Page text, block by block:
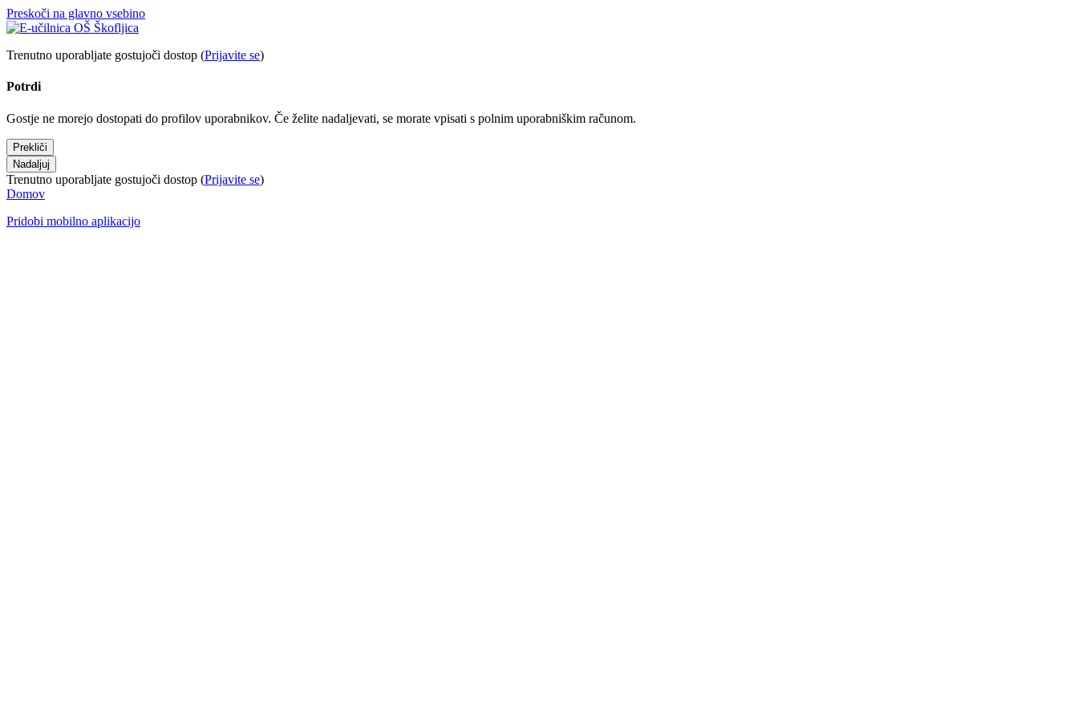
Preskoči na glavno vsebino
Trenutno uporabljate gostujoči dostop (Prijavite se)
Potrdi
Gostje ne morejo dostopati do profilov uporabnikov. Če želite nadaljevati, se morate vpisati s polnim uporabniškim računom.
Prekliči
Nadaljuj
Trenutno uporabljate gostujoči dostop (Prijavite se)
Domov
Pridobi mobilno aplikacijo